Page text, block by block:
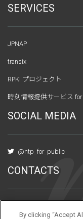
SERVICES
JPNAP
transix
RPKI プロジェクト
時刻情報提供サービス for
SOCIAL MEDIA
@ntp_for_public
CONTACTS
アーバンネット神田ビル
By clicking “Accept